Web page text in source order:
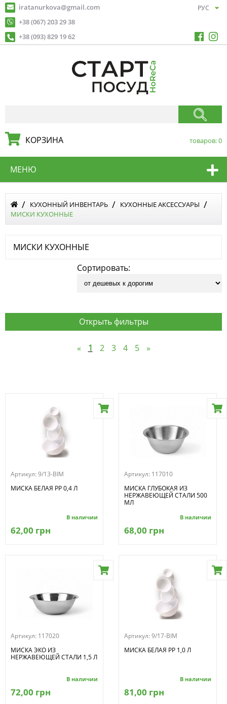
iratanurkova@gmail.com
+38 (067) 203 29 38
+38 (093) 829 19 62
КОРЗИНА товаров:0
МЕНЮ
КУХОННЫЙ ИНВЕНТАРЬ
КУХОННЫЕ АКСЕССУАРЫ
МИСКИ КУХОННЫЕ
МИСКИ КУХОННЫЕ
Сортировать:
Открыть фильтры
« 1 2 3 4 5 »
Артикул: 9/13-BIM
МИСКА БЕЛАЯ РР 0,4 Л
В наличии
62,00 грн
Артикул: 117010
МИСКА ГЛУБОКАЯ ИЗ
НЕРЖАВЕЮЩЕЙ СТАЛИ 500
МЛ
В наличии
68,00 грн
Артикул: 117020
МИСКА ЭКО ИЗ
НЕРЖАВЕЮЩЕЙ СТАЛИ 1,5 Л
В наличии
72,00 грн
Артикул: 9/17-BIM
МИСКА БЕЛАЯ PP 1,0 Л
В наличии
81,00 грн